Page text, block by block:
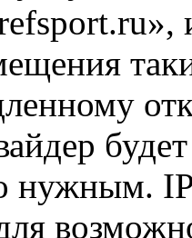
нужным.